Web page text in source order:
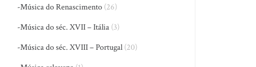
-Música do Renascimento (26)
-Música do séc. XVII – Itália (3)
-Música do séc. XVIII – Portugal (20)